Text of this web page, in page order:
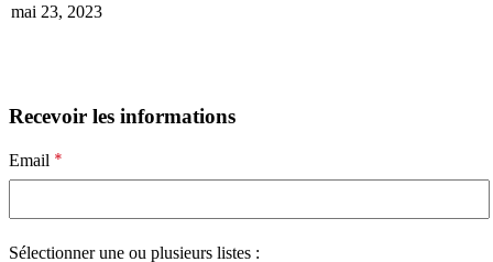
mai 23, 2023
Recevoir les informations
Email *
Sélectionner une ou plusieurs listes :